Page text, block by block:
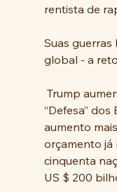
rentista de
Suas guerras
global - a
“Defesa”
aumento
orçamento já
cinquenta
US $ 200